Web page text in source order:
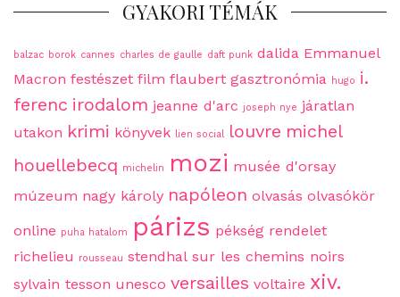
GYAKORI TÉMÁK
balzac borok cannes charles de gaulle daft punk dalida Emmanuel
Macron festészet film flaubert gasztronómia hugo i.
ferenc irodalom jeanne d'arc joseph nye járatlan
utakon krimi könyvek lien social louvre michel
houellebecq michelin mozi musée d'orsay
múzeum nagy károly napóleon olvasás olvasókör
online puha hatalom párizs pékség rendelet
richelieu
rousseau stendhal sur les chemins noirs
sylvain tesson unesco versailles voltaire xiv.